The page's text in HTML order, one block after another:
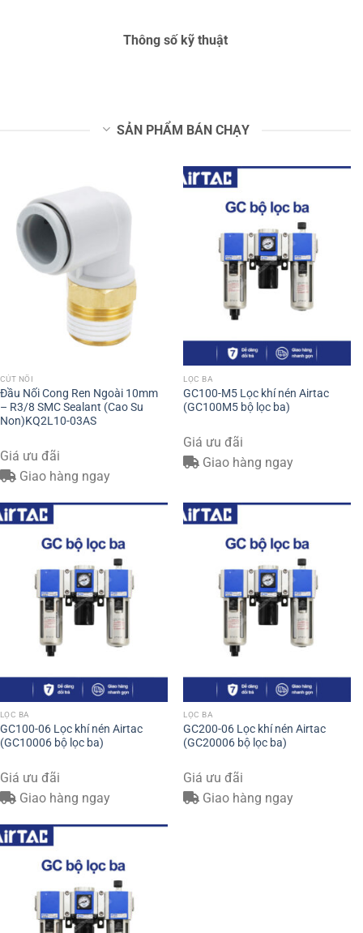
Thông số kỹ thuật
SẢN PHẨM BÁN CHẠY
CÚT NỐI
Đầu Nối Cong Ren Ngoài 10mm
– R3/8 SMC Sealant (Cao Su
Non)KQ2L10-03AS
Giá ưu đãi
Giao hàng ngay
LỌC BA
GC100-M5 Lọc khí nén Airtac
(GC100M5 bộ lọc ba)
Giá ưu đãi
Giao hàng ngay
LỌC BA
GC100-06 Lọc khí nén Airtac
(GC10006 bộ lọc ba)
Giá ưu đãi
Giao hàng ngay
LỌC BA
GC200-06 Lọc khí nén Airtac
(GC20006 bộ lọc ba)
Giá ưu đãi
Giao hàng ngay